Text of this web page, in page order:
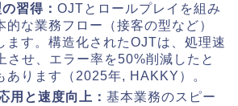
習得： OJTとロールプレイを組み
的な業務フロー（接客の型など）
ます。構造化されたOJTは、処理速
させ、エラー率を50%削減したと
あります（2025年, HAKKY）。
用と速度向上： 基本業務のスピー